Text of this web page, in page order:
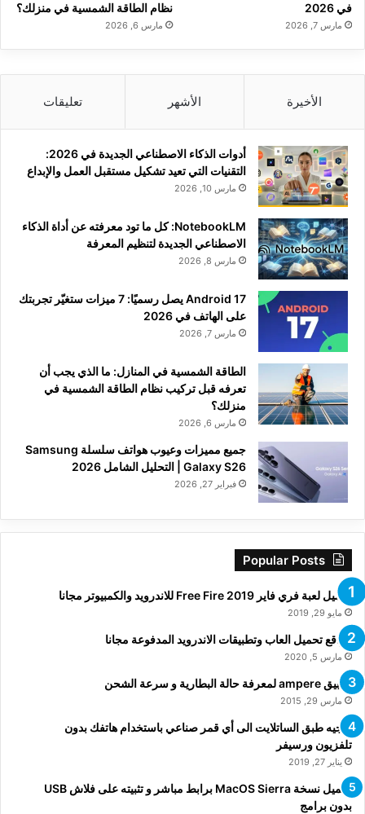
في 2026
مارس 7, 2026
نظام الطاقة الشمسية في منزلك؟
مارس 6, 2026
الأخيرة الأشهر تعليقات
أدوات الذكاء الاصطناعي الجديدة في 2026:
التقنيات التي تعيد تشكيل مستقبل العمل والإبداع
مارس 10, 2026
NotebookLM: كل ما تود معرفته عن أداة الذكاء
الاصطناعي الجديدة لتنظيم المعرفة
مارس 8, 2026
Android 17 يصل رسميًا: 7 ميزات ستغيّر تجربتك
على الهاتف في 2026
مارس 7, 2026
الطاقة الشمسية في المنازل: ما الذي يجب أن
تعرفه قبل تركيب نظام الطاقة الشمسية في
منزلك؟
مارس 6, 2026
جميع مميزات وعيوب هواتف سلسلة Samsung
Galaxy S26 | التحليل الشامل 2026
فبراير 27, 2026
Popular Posts
تحميل لعبة فري فاير Free Fire 2019 للاندرويد والكمبيوتر مجانا
مايو 29, 2019
مواقع تحميل العاب وتطبيقات الاندرويد المدفوعة مجانا
مارس 5, 2020
تطبيق ampere لمعرفة حالة البطارية و سرعة الشحن
مارس 29, 2015
توجيه طبق الساتلايت الى أي قمر صناعي باستخدام هاتفك بدون
تلفزيون ورسيفر
يناير 27, 2019
تحميل نسخة MacOS Sierra برابط مباشر و تثبيته على فلاش USB
بدون برامج